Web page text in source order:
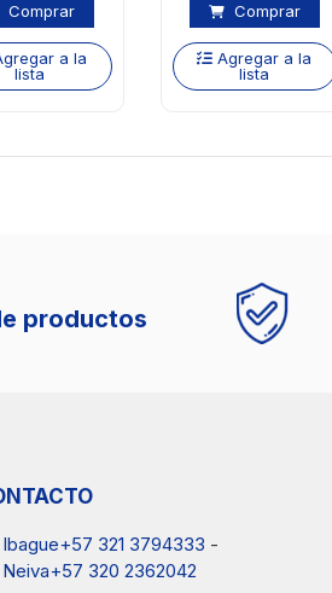
Comprar
a la
lista
Comprar
Agregar a la
lista
productos
Ibague+57 321 3794333 -
Neiva+57 320 2362042